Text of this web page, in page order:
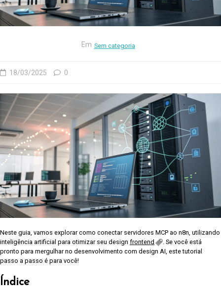
Em Sem categoria
18/03/2025 0
Neste guia, vamos explorar como conectar servidores MCP ao n8n, utilizando
inteligência artificial para otimizar seu design frontend
. Se você está
pronto para mergulhar no desenvolvimento com design AI, este tutorial
passo a passo é para você!
Índice